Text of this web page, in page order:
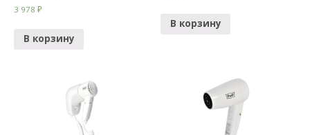
3 978₽
В корзину
В корзину